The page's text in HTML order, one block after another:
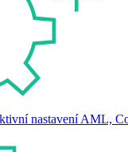
nastavení AML,